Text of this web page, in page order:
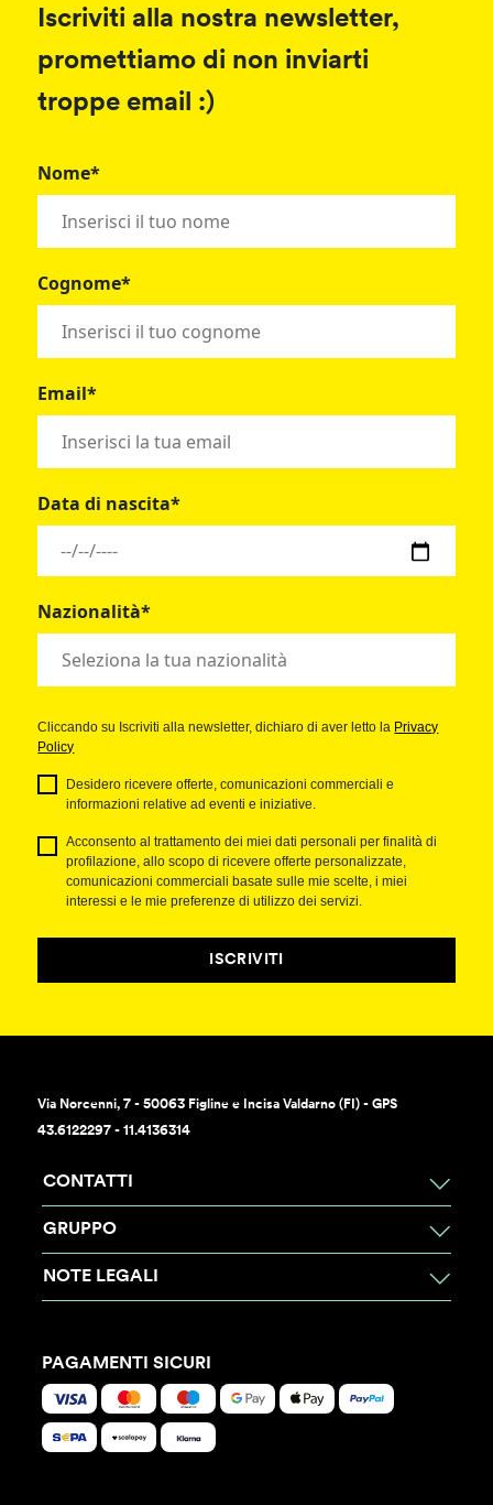
Iscriviti alla nostra newsletter,
promettiamo di non inviarti
troppe email :)
Nome*
Cognome*
Email*
Data di nascita*
Nazionalità*
Cliccando su Iscriviti alla newsletter, dichiaro di aver letto la Privacy
Policy
Desidero ricevere offerte, comunicazioni commerciali e
informazioni relative ad eventi e iniziative.
Acconsento al trattamento dei miei dati personali per finalità di
profilazione, allo scopo di ricevere offerte personalizzate,
comunicazioni commerciali basate sulle mie scelte, i miei
interessi e le mie preferenze di utilizzo dei servizi.
ISCRIVITI
Via Norcenni, 7 - 50063 Figline e Incisa Valdarno (FI) - GPS
43.6122297 - 11.4136314
CONTATTI
GRUPPO
NOTE LEGALI
PAGAMENTI SICURI